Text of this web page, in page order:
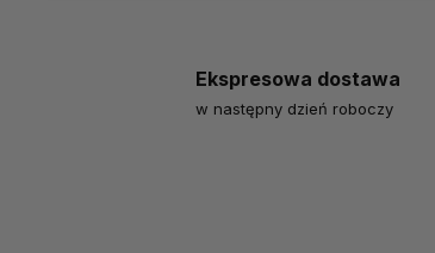
Ekspresowa dostawa
w następny dzień roboczy